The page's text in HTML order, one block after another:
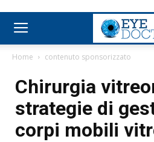
Home contenuto sponsorizzato
Chirurgia
strategie di
corpi mobili